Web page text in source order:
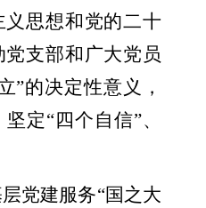
思想和党的二十
支部和广大党员
”的决定性意义，
定“四个自信”、
层党建服务“国之大